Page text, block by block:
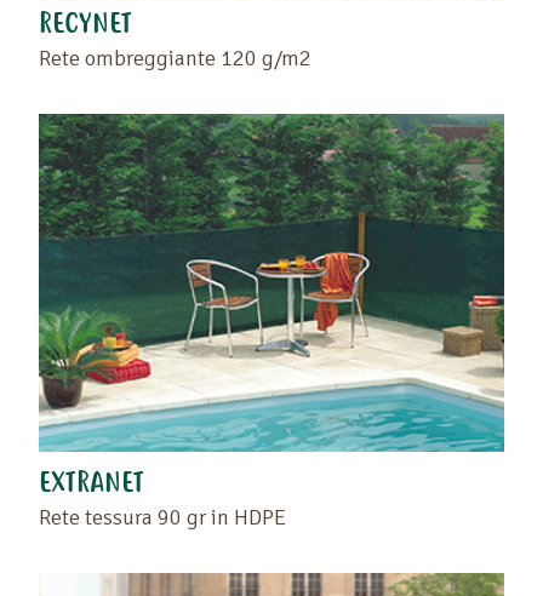
RECYNET
Rete ombreggiante 120 g/m2
EXTRANET
Rete tessura 90 gr in HDPE